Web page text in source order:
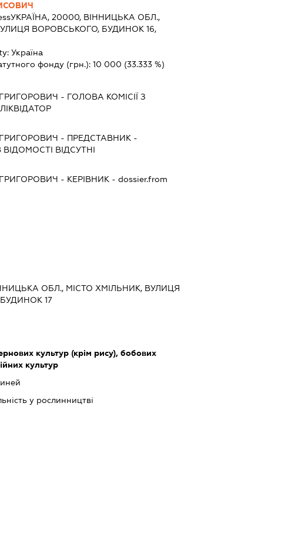
УКРАЇНА, 20000, ВІННИЦЬКА ОБЛ.,
ВОРОВСЬКОГО, БУДИНОК 16,
Україна
фонду (грн.):10 000 (33.333 %)
- ГОЛОВА КОМІСІЇ З
- ПРЕДСТАВНИК -
ВІДОМОСТІ ВІДСУТНІ
- КЕРІВНИК - dossier.from
ОБЛ., МІСТО ХМІЛЬНИК, ВУЛИЦЯ
17
культур (крім рису), бобових
культур
у рослинництві